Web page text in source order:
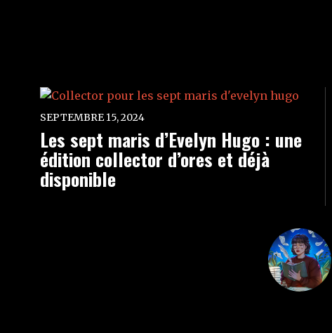
SEPTEMBRE 15, 2024
Les sept maris d’Evelyn Hugo : une
édition collector d’ores et déjà
disponible